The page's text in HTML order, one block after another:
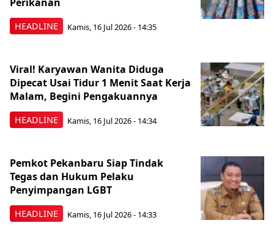
HEADLINE Kamis, 16 Jul 2026 - 14:35
HEADLINE
Viral! Karyawan Wanita Diduga
Dipecat Usai Tidur 1 Menit Saat Kerja
Malam, Begini Pengakuannya
Kamis, 16 Jul 2026 - 14:34
HEADLINE
Pemkot Pekanbaru Siap Tindak
Tegas dan Hukum Pelaku
Penyimpangan LGBT
Kamis, 16 Jul 2026 - 14:33